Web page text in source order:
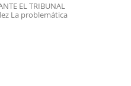
EL TRIBUNAL
La problemática